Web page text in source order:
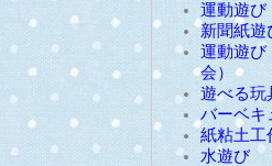
運動遊び
新聞紙遊
運動遊び
会）
遊べる玩
バーベキ
紙粘土工
水遊び